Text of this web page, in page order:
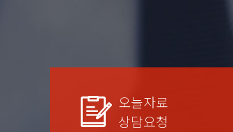
오늘자료
상담요청